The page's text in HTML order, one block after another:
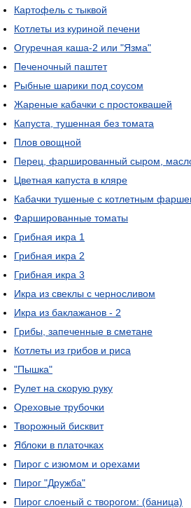
Картофель с тыквой
Котлеты из куриной печени
Огуречная каша-2 или "Язма"
Печеночный паштет
Рыбные шарики под соусом
Жареные кабачки с простоквашей
Капуста, тушенная без томата
Плов овощной
Перец, фаршированный сыром,
Цветная капуста в кляре
Кабачки тушеные с котлетным
Фаршированные томаты
Грибная икра 1
Грибная икра 2
Грибная икра 3
Икра из свеклы с черносливом
Икра из баклажанов - 2
Грибы, запеченные в сметане
Котлеты из грибов и риса
"Пышка"
Рулет на скорую руку
Ореховые трубочки
Творожный бисквит
Яблоки в платочках
Пирог с изюмом и орехами
Пирог "Дружба"
Пирог слоеный с творогом: (баница)